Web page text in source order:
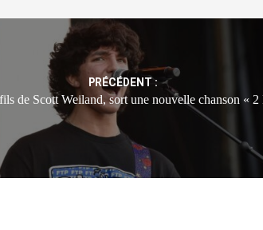
PRÉCÉDENT :
de Scott Weiland, sort une nouvelle chanson « 2